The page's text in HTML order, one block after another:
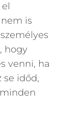
is
hogy
venni, ha
se időd,